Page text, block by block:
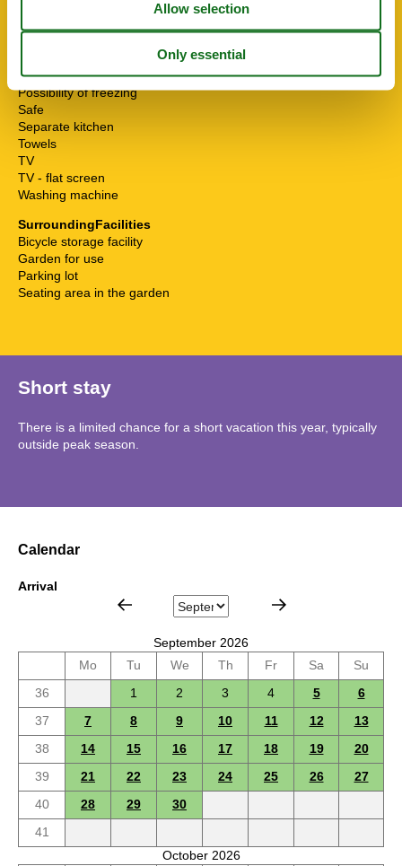
Pets allowed or on request
Pillow
Possibility of freezing
Safe
Separate kitchen
Towels
TV
TV - flat screen
Washing machine
SurroundingFacilities
Bicycle storage facility
Garden for use
Parking lot
Seating area in the garden
Short stay
There is a limited chance for a short vacation this year, typically
outside peak season.
Calendar
Arrival
September 2026
Mo
Tu We Th Fr Sa
Su
36
1 2 3 4 5
6
37
7 8 9 10 11 12
13
38
14 15 16 17 18 19
20
39
21 22 23 24 25 26
27
40
28 29
30
41
October 2026